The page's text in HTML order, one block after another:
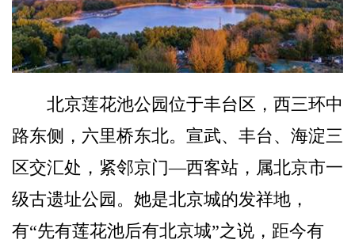
北京莲花池公园位于丰台区，西三环中
路东侧，六里桥东北。宣武、丰台、海淀三
区交汇处，紧邻京门—西客站，属北京市一
级古遗址公园。她是北京城的发祥地，
有“先有莲花池后有北京城”之说，距今有